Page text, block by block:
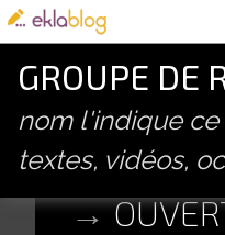
GROUPE DE
nom l'indique
textes, vidéos,